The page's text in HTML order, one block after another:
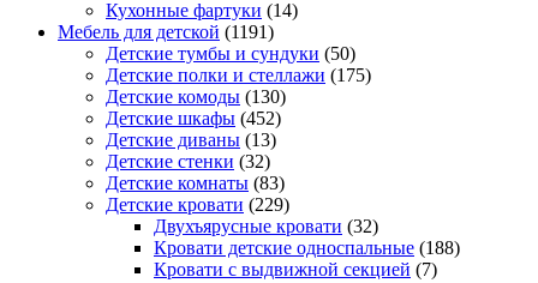
Кухонные фартуки (14)
Мебель для детской (1191)
Детские тумбы и сундуки (50)
Детские полки и стеллажи (175)
Детские комоды (130)
Детские шкафы (452)
Детские диваны (13)
Детские стенки (32)
Детские комнаты (83)
Детские кровати (229)
Двухъярусные кровати (32)
Кровати детские односпальные (188)
Кровати с выдвижной секцией (7)